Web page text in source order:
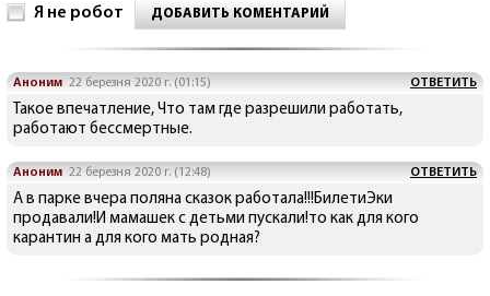
Я не робот ДОБАВИТЬ КОМЕНТАРИЙ
Аноним 22 березня 2020 г. (01:15) ОТВЕТИТЬ
Такое впечатление, Что там где разрешили работать,
работают бессмертные.
Аноним 22 березня 2020 г. (12:48) ОТВЕТИТЬ
А в парке вчера поляна сказок работала!!!БилетиЭки
продавали!И мамашек с детьми пускали!то как для кого
карантин а для кого мать родная?